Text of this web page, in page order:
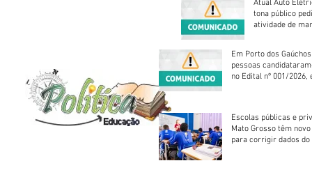
Atual Auto
tona público
atividade de
Em Porto dos
pessoas
no Edital nº 001/2026,
Escolas públicas e
Mato Grosso têm
para corrigir dados do